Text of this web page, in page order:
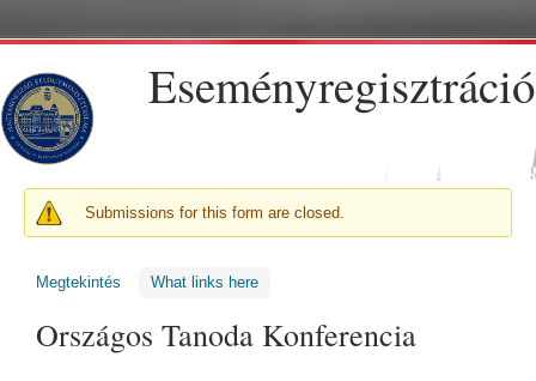
Eseményregisztráció
FIGYELMEZTETŐ ÜZENET
Submissions for this form are closed.
Megtekintés (aktív fül)
What links here
Országos Tanoda Konferencia